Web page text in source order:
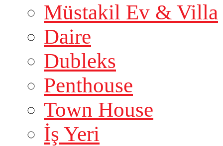
Müstakil Ev & Villa
Daire
Dubleks
Penthouse
Town House
İş Yeri